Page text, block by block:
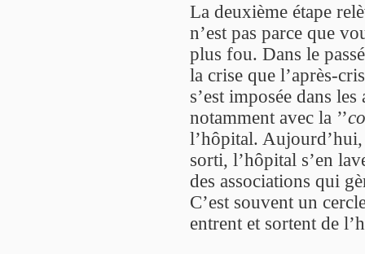
La deuxième étape
n’est pas parce que
plus fou. Dans le
la crise que l’après-
s’est imposée dans
notamment avec la ’’
l’hôpital.
sorti, l’hôpital s’en
des associations qui
C’est souvent un
entrent et sortent de